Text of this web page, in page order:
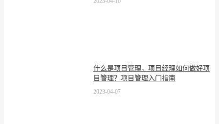
什么是项目管理，项目经理如何做好项
目管理？项目管理入门指南
2023-04-07